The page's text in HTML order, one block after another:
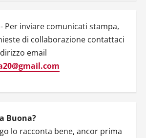
- Per inviare comunicati stampa,
di collaborazione contattaci
email
Buona?
lo racconta bene, ancor prima